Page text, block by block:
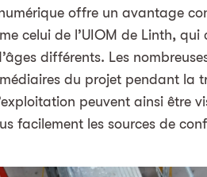
offre un avantage
celui de l’UIOM de Linth,
différents. Les
du projet pendant la
peuvent ainsi être
facilement les sources de